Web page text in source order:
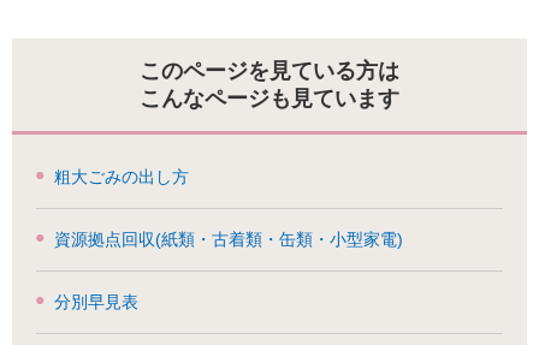
このページを見ている方は
こんなページも見ています
粗大ごみの出し方
資源拠点回収(紙類・古着類・缶類・小型家電)
分別早見表